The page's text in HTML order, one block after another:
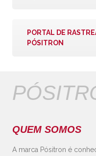
PORTAL DE
PÓSITRON
QUEM SOMOS
A marca Pósitron é